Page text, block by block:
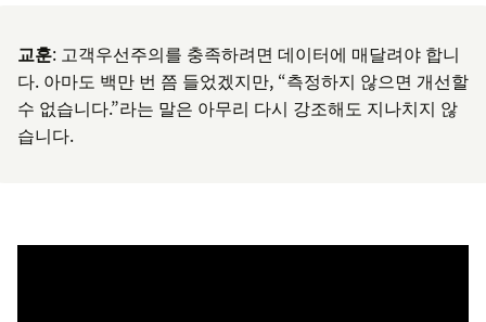
교훈: 고객우선주의를 충족하려면 데이터에 매달려야 합니
다. 아마도 백만 번 쯤 들었겠지만, “측정하지 않으면 개선할
수 없습니다.”라는 말은 아무리 다시 강조해도 지나치지 않
습니다.